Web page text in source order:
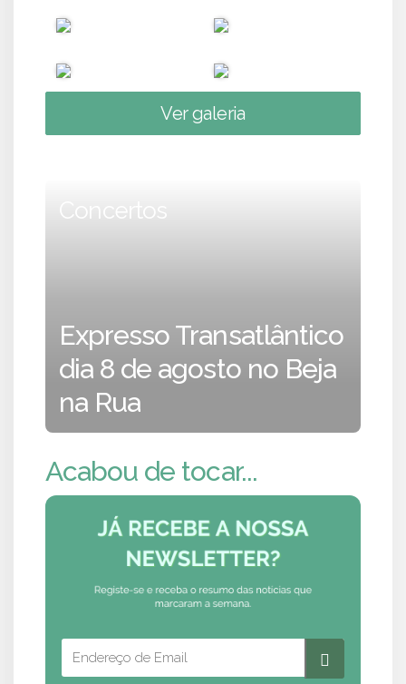
Ver galeria
Concertos
Expresso Transatlântico
dia 8 de agosto no Beja
na Rua
Acabou de tocar...